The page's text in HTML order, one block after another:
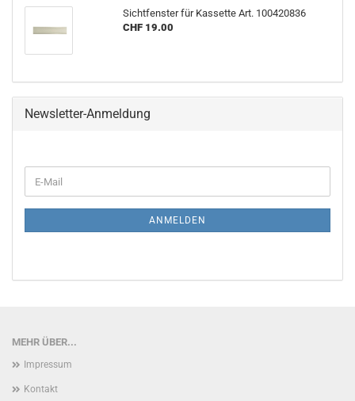
Sichtfenster für Kassette Art. 100420836
CHF 19.00
Newsletter-Anmeldung
ZUR
E-
Mail
ANMELDEN
MEHR ÜBER...
Impressum
Kontakt